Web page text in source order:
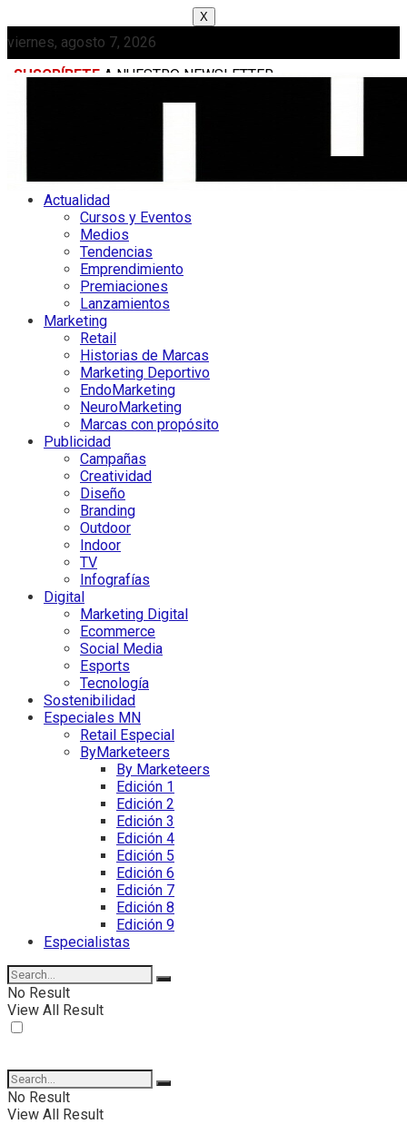
X
viernes, agosto 7, 2026
SUSCRÍBETE A NUESTRO NEWSLETTER
Actualidad
Cursos y Eventos
Medios
Tendencias
Emprendimiento
Premiaciones
Lanzamientos
Marketing
Retail
Historias de Marcas
Marketing Deportivo
EndoMarketing
NeuroMarketing
Marcas con propósito
Publicidad
Campañas
Creatividad
Diseño
Branding
Outdoor
Indoor
TV
Infografías
Digital
Marketing Digital
Ecommerce
Social Media
Esports
Tecnología
Sostenibilidad
Especiales MN
Retail Especial
ByMarketeers
By Marketeers
Edición 1
Edición 2
Edición 3
Edición 4
Edición 5
Edición 6
Edición 7
Edición 8
Edición 9
Especialistas
No Result
View All Result
No Result
View All Result